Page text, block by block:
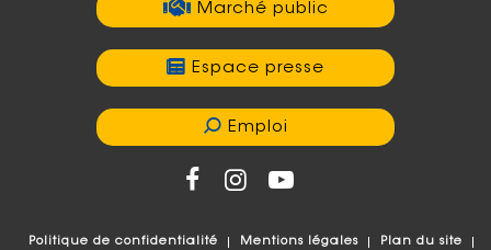
Marché public
Espace presse
Emploi
Politique de confidentialité Mentions légales Plan du site